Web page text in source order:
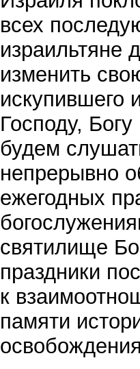
всех
израильтяне
изменить
искупившего
Господу,
будем
непрерывно
ежегодных
святилище
праздники
к
памяти